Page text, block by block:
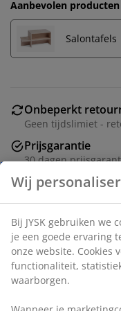
Aanbevolen producten
Salontafels
Onbeperkt
Geen tijdslimiet -
Prijsgarantie
30 dagen
Flexibele
3-zitsbank van stof.
Poten van massief
x H82 x D90/137 cm
identificatoren om je
tijdens het bezoeken
verzamelen informatie
statistieken en
Wanneer je
browsergegevens met
Google, Meta en
vaste advertenties. Je
doeleinden via